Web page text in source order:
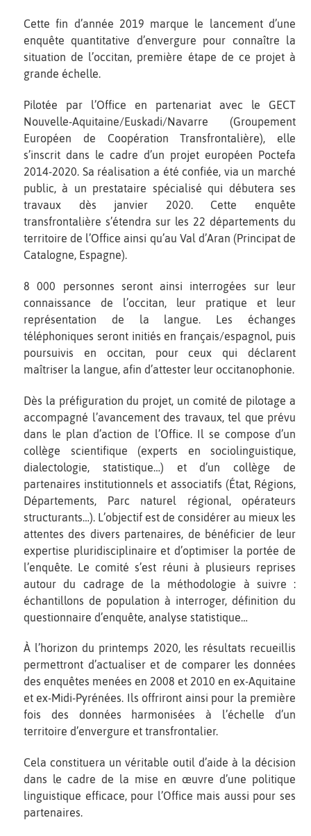
Cette fin d’année 2019 marque le lancement d’une
enquête quantitative d’envergure pour connaître la
situation de l’occitan, première étape de ce projet à
grande échelle.
Pilotée par l’Office en partenariat avec le GECT
Nouvelle-Aquitaine/Euskadi/Navarre (Groupement
Européen de Coopération Transfrontalière), elle
s’inscrit dans le cadre d’un projet européen Poctefa
2014-2020. Sa réalisation a été confiée, via un marché
public, à un prestataire spécialisé qui débutera ses
travaux dès janvier 2020. Cette enquête
transfrontalière s’étendra sur les 22 départements du
territoire de l’Office ainsi qu’au Val d’Aran (Principat de
Catalogne, Espagne).
8 000 personnes seront ainsi interrogées sur leur
connaissance de l’occitan, leur pratique et leur
représentation de la langue. Les échanges
téléphoniques seront initiés en français/espagnol, puis
poursuivis en occitan, pour ceux qui déclarent
maîtriser la langue, afin d’attester leur occitanophonie.
Dès la préfiguration du projet, un comité de pilotage a
accompagné l’avancement des travaux, tel que prévu
dans le plan d’action de l’Office. Il se compose d’un
collège scientifique (experts en sociolinguistique,
dialectologie, statistique…) et d’un collège de
partenaires institutionnels et associatifs (État, Régions,
Départements, Parc naturel régional, opérateurs
structurants…). L’objectif est de considérer au mieux les
attentes des divers partenaires, de bénéficier de leur
expertise pluridisciplinaire et d’optimiser la portée de
l’enquête. Le comité s’est réuni à plusieurs reprises
autour du cadrage de la méthodologie à suivre :
échantillons de population à interroger, définition du
questionnaire d’enquête, analyse statistique…
À l’horizon du printemps 2020, les résultats recueillis
permettront d’actualiser et de comparer les données
des enquêtes menées en 2008 et 2010 en ex-Aquitaine
et ex-Midi-Pyrénées. Ils offriront ainsi pour la première
fois des données harmonisées à l’échelle d’un
territoire d’envergure et transfrontalier.
Cela constituera un véritable outil d’aide à la décision
dans le cadre de la mise en œuvre d’une politique
linguistique efficace, pour l’Office mais aussi pour ses
partenaires.